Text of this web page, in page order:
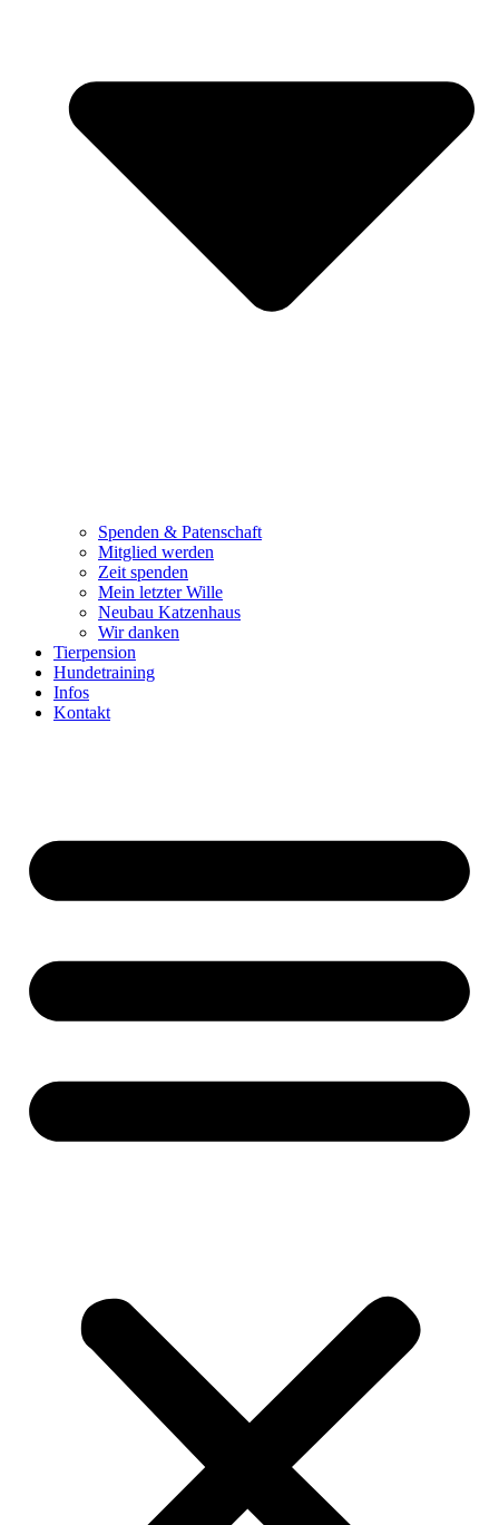
Spenden & Patenschaft
Mitglied werden
Zeit spenden
Mein letzter Wille
Neubau Katzenhaus
Wir danken
Tierpension
Hundetraining
Infos
Kontakt